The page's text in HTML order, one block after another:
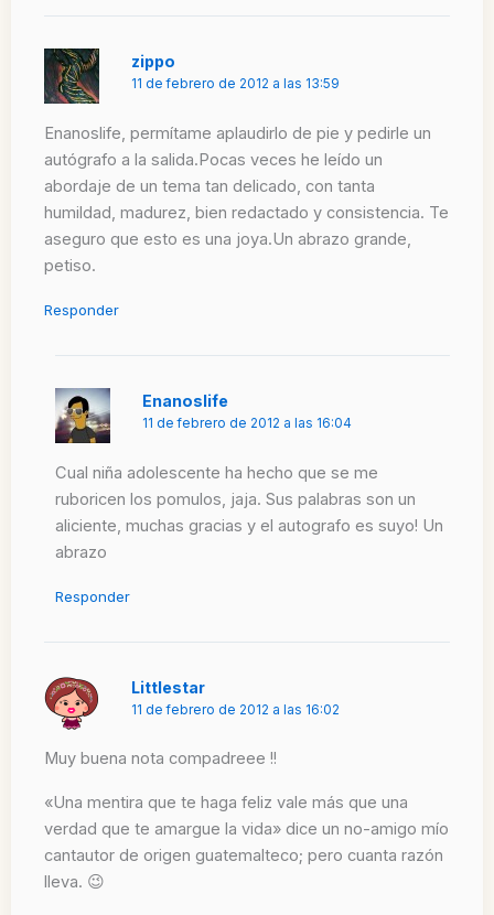
zippo
11 de febrero de 2012 a las 13:59
Enanoslife, permítame aplaudirlo de pie y pedirle un
autógrafo a la salida.Pocas veces he leído un
abordaje de un tema tan delicado, con tanta
humildad, madurez, bien redactado y consistencia. Te
aseguro que esto es una joya.Un abrazo grande,
petiso.
Responder
Enanoslife
11 de febrero de 2012 a las 16:04
Cual niña adolescente ha hecho que se me
ruboricen los pomulos, jaja. Sus palabras son un
aliciente, muchas gracias y el autografo es suyo! Un
abrazo
Responder
Littlestar
11 de febrero de 2012 a las 16:02
Muy buena nota compadreee !!
«Una mentira que te haga feliz vale más que una
verdad que te amargue la vida» dice un no-amigo mío
cantautor de origen guatemalteco; pero cuanta razón
lleva. 😉